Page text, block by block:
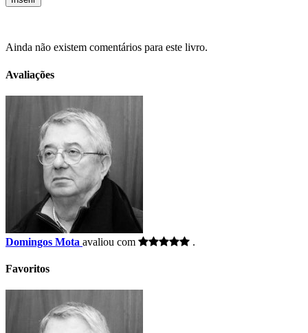
Ainda não existem comentários para este livro.
Avaliações
Domingos Mota avaliou com .
Favoritos